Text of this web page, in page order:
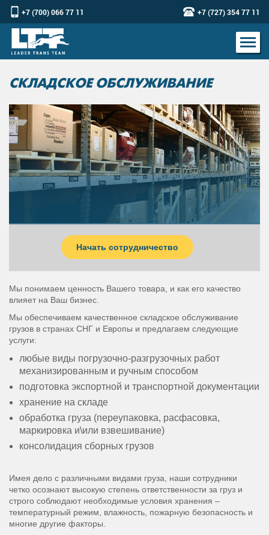
+7 (700) 066 77 11 +7 (727) 354 77 11
Главная Складскоеобслуживание
СКЛАДСКОЕ ОБСЛУЖИВАНИЕ
Начать сотрудничество
Мы понимаем ценность Вашего товара, и как его качество
влияет на Ваш бизнес.
Мы обеспечиваем качественное складское обслуживание
грузов в странах СНГ и Европы и предлагаем следующие
услуги:
любые виды погрузочно-разгрузочных работ
механизированным и ручным способом
подготовка экспортной и транспортной документации
хранение на складе
обработка груза (переупаковка, расфасовка,
маркировка и\или взвешивание)
консолидация сборных грузов
Имея дело с различными видами груза, наши сотрудники
четко осознают высокую степень ответственности за груз и
строго соблюдают необходимые условия хранения –
температурный режим, влажность, пожарную безопасность и
многие другие факторы.